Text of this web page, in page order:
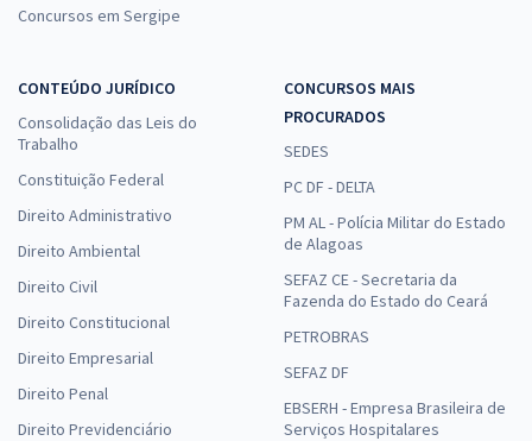
Concursos em Sergipe
CONTEÚDO JURÍDICO
Consolidação das Leis do
Trabalho
Constituição Federal
Direito Administrativo
Direito Ambiental
Direito Civil
Direito Constitucional
Direito Empresarial
Direito Penal
Direito Previdenciário
CONCURSOS MAIS
PROCURADOS
SEDES
PC DF - DELTA
PM AL - Polícia Militar do Estado
de Alagoas
SEFAZ CE - Secretaria da
Fazenda do Estado do Ceará
PETROBRAS
SEFAZ DF
EBSERH - Empresa Brasileira de
Serviços Hospitalares